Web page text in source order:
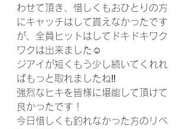
わせて頂き、惜しくもおひとりの方
にキャッチはして貰えなかったです
が、全員ヒットはしてドキドキワク
ワクは出来ました☺️
ジアイが短くもう少し続いてくれれ
ばもっと取れましたね‼️
強烈なヒキを皆様に堪能して頂けて
良かったです！
今日惜しくも釣れなかった方のリベ